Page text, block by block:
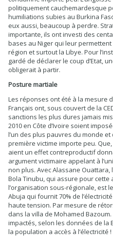
politiquement cauchemardesque
humiliations subies au Burkina
eux aussi, beaucoup à perdre.
importante, ils ont investi des
bases au Niger qui leur
région et surtout la Libye. Pour
gardé de déclarer le coup d’Etat,
obligerait à partir.
Posture martiale
Les réponses ont été à la mesure
Français ont, sous couvert de la
sanctions les plus dures jamais
2010 en Côte d’Ivoire soient
l’un des plus pauvres du monde
première victime importe peu.
aient un effet contreproductif
argument victimaire appelant à
non plus. Avec Alassane
Bola Tinubu, qui assure pour
l’organisation sous-régionale, est
Abuja qui fournit 70% de
haute tension. Par mesure de
dans la villa de Mohamed
impactés, selon les données de la
la population a accès à l’électricité !